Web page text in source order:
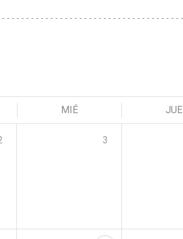
MIÉ JUE
3